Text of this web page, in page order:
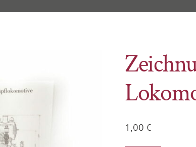
1,00€